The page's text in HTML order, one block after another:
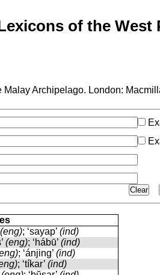
of the West
Malay Archipelago. London:
Clear
(eng); ‘sayap’ (ind)
(eng); ‘hábū’ (ind)
; ‘ánjing’ (ind)
; ‘tíkar’ (ind)